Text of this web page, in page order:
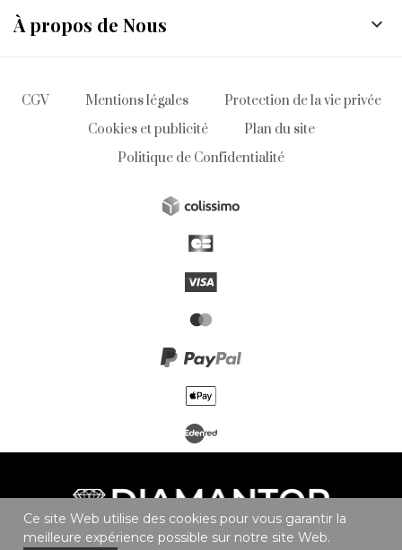
À propos de Nous 
CGV Mentions légales
Protection de la vie privée
Cookies et publicité
Plan du site
Politique de Confidentialité
Ce site Web utilise des cookies pour vous garantir la
meilleure expérience possible sur notre site Web.